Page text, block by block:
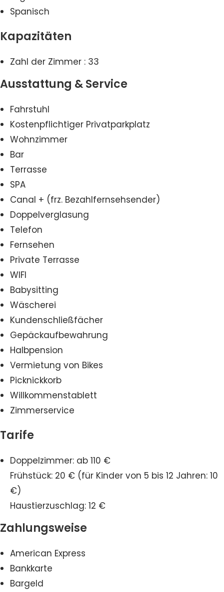
Spanisch
Kapazitäten
Zahl der Zimmer : 33
Ausstattung & Service
Fahrstuhl
Kostenpflichtiger Privatparkplatz
Wohnzimmer
Bar
Terrasse
SPA
Canal + (frz. Bezahlfernsehsender)
Doppelverglasung
Telefon
Fernsehen
Private Terrasse
WIFI
Babysitting
Wäscherei
Kundenschließfächer
Gepäckaufbewahrung
Halbpension
Vermietung von Bikes
Picknickkorb
Willkommenstablett
Zimmerservice
Tarife
Doppelzimmer: ab 110 €
Frühstück: 20 € (für Kinder von 5 bis 12 Jahren: 10
€)
Haustierzuschlag: 12 €
Zahlungsweise
American Express
Bankkarte
Bargeld